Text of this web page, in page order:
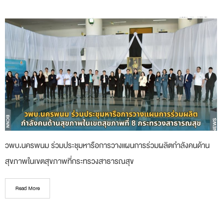
วพบ.นครพนม ร่วมประชุมหารือการวางแผนการร่วมผลิตกำลังคนด้าน
สุขภาพในเขตสุขภาพที่กระทรวงสาธารณสุข
Read More